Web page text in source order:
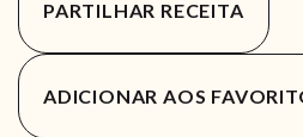
PARTILHAR RECEITA
ADICIONAR AOS